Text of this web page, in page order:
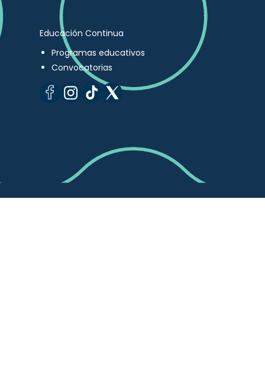
Educación Continua
Programas educativos
Convocatorias